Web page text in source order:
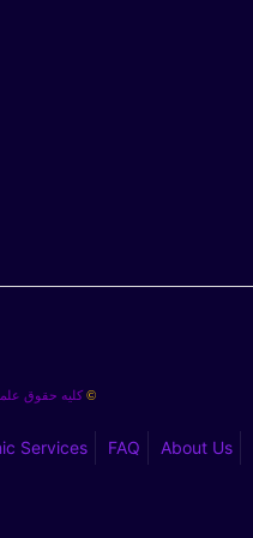
© کلیه حقوق
About Us
FAQ
Services